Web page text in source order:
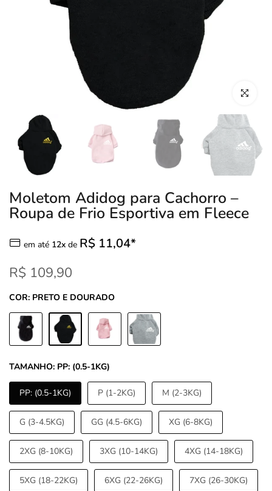
Clique
Moletom Adidog para Cachorro –
Roupa de Frio Esportiva em Fleece
em até 12x de R$ 11,04*
R$ 109,90
COR: PRETO E DOURADO
TAMANHO: PP: (0.5-1KG)
PP: (0.5-1KG) P (1-2KG) M (2-3KG)
G (3-4.5KG) GG (4.5-6KG) XG (6-8KG)
2XG (8-10KG) 3XG (10-14KG) 4XG (14-18KG)
5XG (18-22KG) 6XG (22-26KG) 7XG (26-30KG)